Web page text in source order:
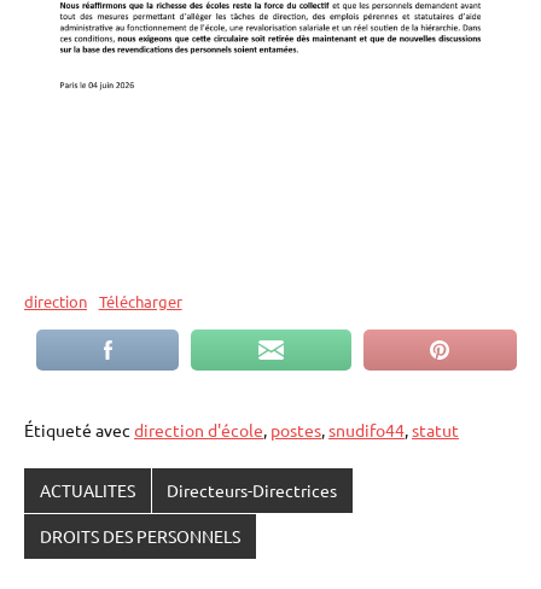
direction Télécharger
Étiqueté avec direction d'école, postes,snudifo44,statut
ACTUALITES Directeurs-Directrices
DROITS DES PERSONNELS